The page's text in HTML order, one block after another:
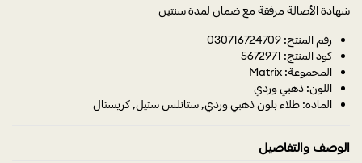
شهادة الأصالة مرفقة مع ضمان لمدة سنتين
رقم المنتج: 030716724709
كود المنتج: 5672971
المجموعة: Matrix
اللون: ذهبي وردي
المادة: طلاء بلون ذهبي وردي, ستانلس ستيل, كريستال
الوصف والتفاصيل